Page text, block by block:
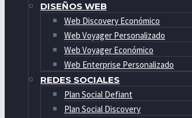
DISEÑOS WEB
Web Discovery Económico
Web Voyager Personalizado
Web Voyager Económico
Web Enterprise Personalizado
REDES SOCIALES
Plan Social Defiant
Plan Social Discovery